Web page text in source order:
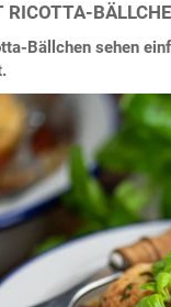
Bällchen sehen